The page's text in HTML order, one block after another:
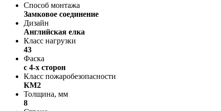
Способ монтажа
Замковое соединение
Дизайн
Английская елка
Класс нагрузки
43
Фаска
с 4-х сторон
Класс пожаробезопасности
КМ2
Толщина, мм
8